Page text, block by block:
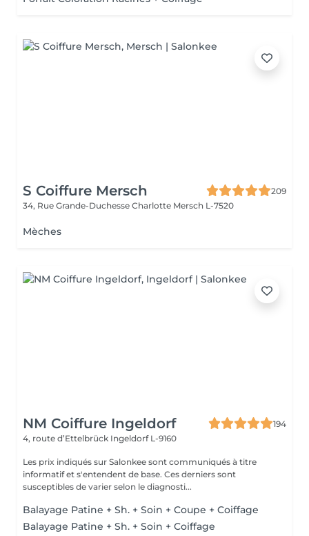
S Coiffure Mersch
209
34, Rue Grande-Duchesse Charlotte Mersch L-7520
Mèches
NM Coiffure Ingeldorf
194
4, route d’Ettelbrück Ingeldorf L-9160
Les prix indiqués sur Salonkee sont communiqués à titre
informatif et s'entendent de base. Ces derniers sont
susceptibles de varier selon le diagnosti...
Balayage Patine + Sh. + Soin + Coupe + Coiffage
Balayage Patine + Sh. + Soin + Coiffage